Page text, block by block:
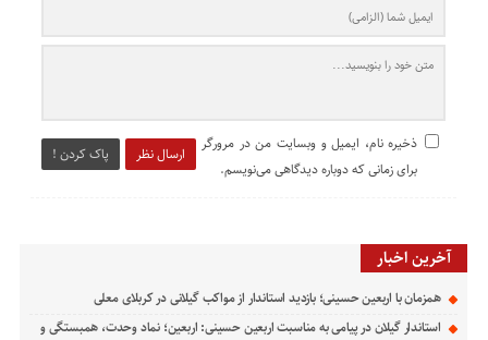
ارسال نظر پاک کردن !
ذخیره نام، ایمیل و وبسایت من در مرورگر
برای زمانی که دوباره دیدگاهی می‌نویسم.
آخرین اخبار
همزمان با اربعین حسینی؛ بازدید استاندار از مواکب گیلانی در کربلای معلی
استاندار گیلان در پیامی به مناسبت اربعین حسینی: اربعین؛ نماد وحدت، همبستگی و